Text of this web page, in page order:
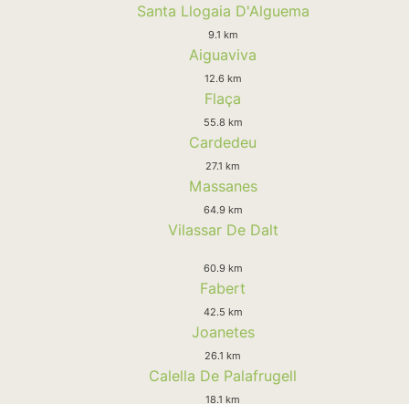
Santa Llogaia D'Alguema
9.1 km
Aiguaviva
12.6 km
Flaça
55.8 km
Cardedeu
27.1 km
Massanes
64.9 km
Vilassar De Dalt
60.9 km
Fabert
42.5 km
Joanetes
26.1 km
Calella De Palafrugell
18.1 km